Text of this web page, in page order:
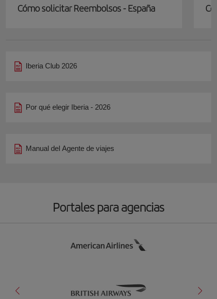
Cómo solicitar Reembolsos - España
Iberia Club 2026
Por qué elegir Iberia - 2026
Manual del Agente de viajes
Portales para agencias